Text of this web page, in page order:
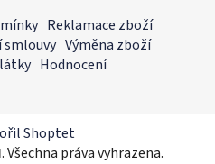
d
a
c
r
v
Reklamace zboží
smlouvy Výměna zboží
Hodnocení
Shoptet
. Všechna práva vyhrazena.